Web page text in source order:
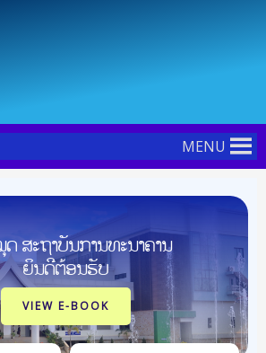
MENU
ສະຖາບັນການທະນາຄານ
ຍິນດີຕ້ອນຮັບ
VIEW E-BOOK